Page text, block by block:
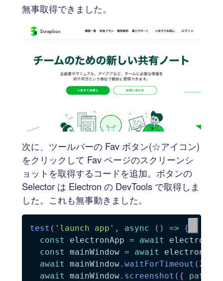
無事取得できました。
次に、ツールバーの Fav ボタン(☆アイコン)
をクリックして Fav ページのスクリーンシ
ョットを取得するコードを追加。ボタンの
Selector は Electron の DevTools で取得しま
した。これも無事動きました。
test ( 'launch app' , async ( ) =>
{
const
electronApp = await electron
const
mainWindow = await electronApp
await
mainWindow. waitForTimeout ( 2000
await
mainWindow. screenshot ( { path